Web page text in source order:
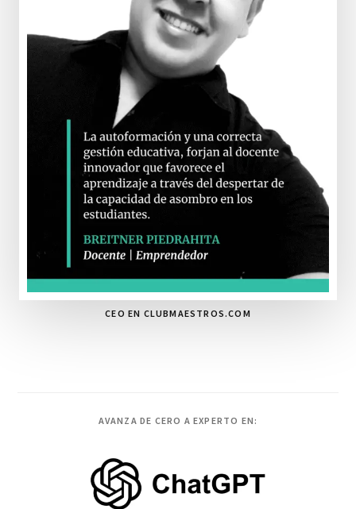
CEO EN CLUBMAESTROS.COM
AVANZA DE CERO A EXPERTO EN: